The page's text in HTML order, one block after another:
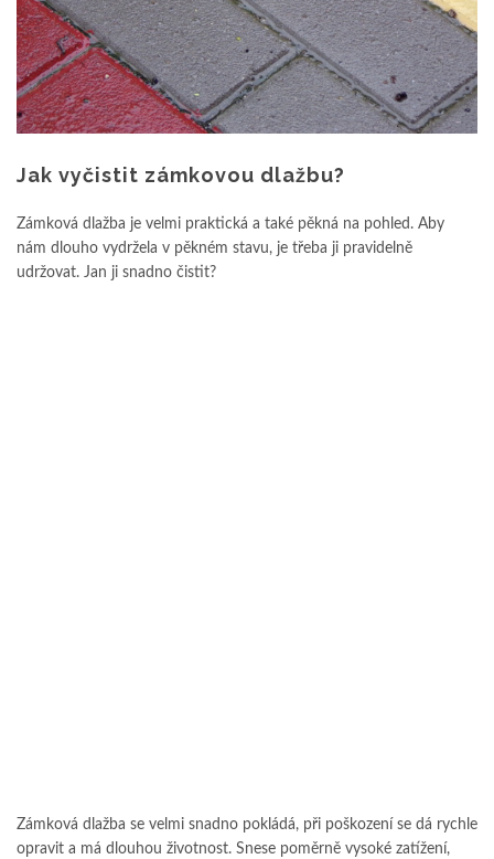
Jak vyčistit zámkovou dlažbu?
Zámková dlažba je velmi praktická a také pěkná na pohled. Aby
nám dlouho vydržela v pěkném stavu, je třeba ji pravidelně
udržovat. Jan ji snadno čistit?
Zámková dlažba se velmi snadno pokládá, při poškození se dá rychle
opravit a má dlouhou životnost. Snese poměrně vysoké zatížení,